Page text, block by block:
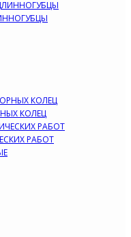
КОЛЕЦ
РАБОТ